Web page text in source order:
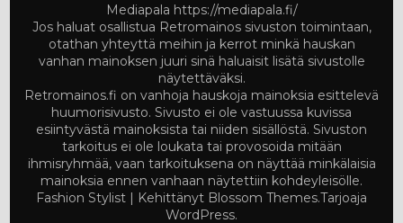
Mediapala https://mediapala.fi/
Jos haluat osallistua Retromainos sivuston toimintaan,
otathan yhteyttä meihin ja kerrot minkä hauskan
vanhan mainoksen juuri sinä haluaisit lisätä sivustolle
näytettäväksi.
Retromainos.fi on vanhoja hauskoja mainoksia esittelevä
huumorisivusto. Sivusto ei ole vastuussa kuvissa
esiintyvästä mainoksista tai niiden sisällöstä. Sivuston
tarkoitus ei ole loukata tai provosoida mitään
ihmisryhmää, vaan tarkoituksena on näyttää minkälaisia
mainoksia ennen vanhaan näytettiin kohdeyleisölle.
Fashion Stylist | Kehittänyt Blossom Themes.Tarjoaja
WordPress.